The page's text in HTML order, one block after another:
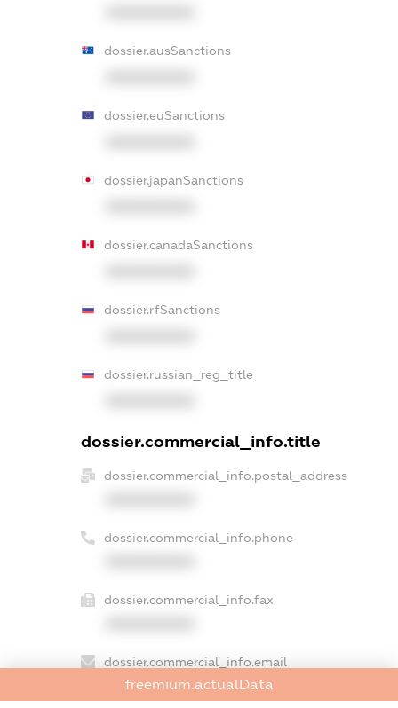
dossier.ausSanctions
dossier.euSanctions
dossier.japanSanctions
dossier.canadaSanctions
dossier.rfSanctions
dossier.russian_reg_title
dossier.commercial_info.title
dossier.commercial_info.postal_address
dossier.commercial_info.phone
dossier.commercial_info.fax
dossier.commercial_info.email
XXXXXXXXXX
freemium.actualData